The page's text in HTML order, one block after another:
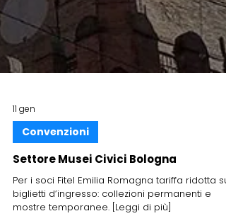
11 gen
Convenzioni
Settore Musei Civici Bologna
Per i soci Fitel Emilia Romagna tariffa ridotta sui